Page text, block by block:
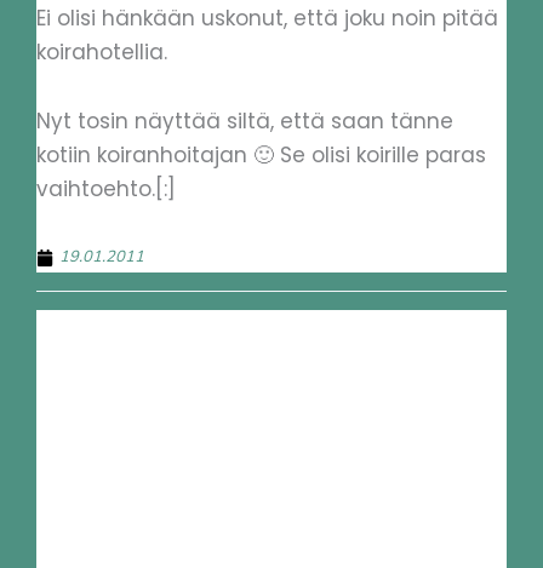
Ei olisi hänkään uskonut, että joku noin pitää
koirahotellia.
Nyt tosin näyttää siltä, että saan tänne
kotiin koiranhoitajan 🙂 Se olisi koirille paras
vaihtoehto.[:]
19.01.2011